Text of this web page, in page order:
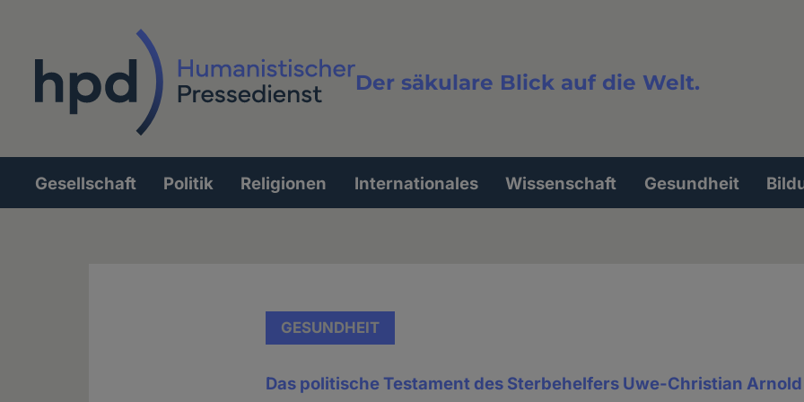
Der säkulare Blick auf die Welt.
Volltextsuche
Hauptnavigation
Gesellschaft Politik Religionen Internationales Wissenschaft Gesundheit
GESUNDHEIT
Das politische Testament des Sterbehelfers Uwe-Christian Arnold